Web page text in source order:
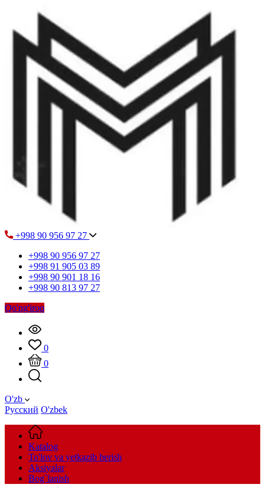
+998 90 956 97 27
+998 90 956 97 27
+998 91 905 03 89
+998 90 901 18 16
+998 90 813 97 27
Qo'ng'iroq
0
0
O'zb
Русский O'zbek
Katalog
To'lov va yetkazib berish
Aksiyalar
Bog`lanish